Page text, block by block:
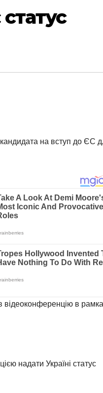
на вступ до ЄС
відеоконференцію в
надати Україні статус